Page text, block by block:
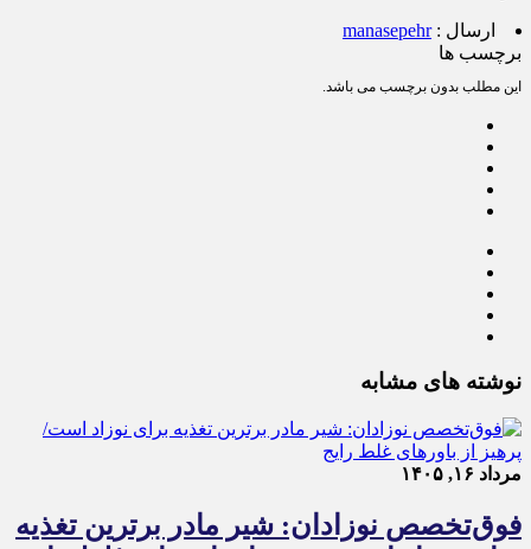
ارسال :manasepehr
برچسب ها
این مطلب بدون برچسب می باشد.
نوشته های مشابه
مرداد ۱۶, ۱۴۰۵
فوق‌تخصص نوزادان: شیر مادر برترین تغذیه